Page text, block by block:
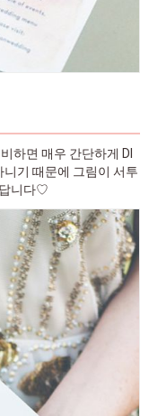
하면 매우 간단하게 DI
기 때문에 그림이 서투
니다♡